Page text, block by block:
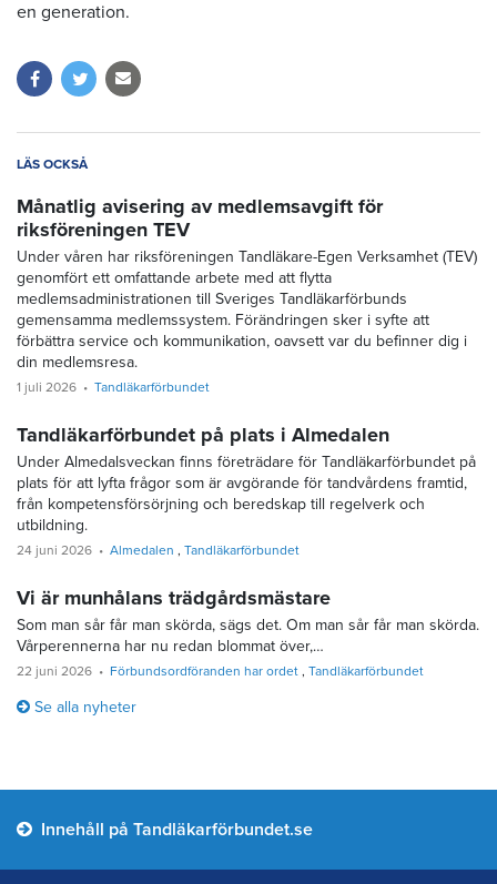
en generation.
LÄS OCKSÅ
Månatlig avisering av medlemsavgift för
riksföreningen TEV
Under våren har riksföreningen Tandläkare-Egen Verksamhet (TEV)
genomfört ett omfattande arbete med att flytta
medlemsadministrationen till Sveriges Tandläkarförbunds
gemensamma medlemssystem. Förändringen sker i syfte att
förbättra service och kommunikation, oavsett var du befinner dig i
din medlemsresa.
1 juli 2026 Tandläkarförbundet
Tandläkarförbundet på plats i Almedalen
Under Almedalsveckan finns företrädare för Tandläkarförbundet på
plats för att lyfta frågor som är avgörande för tandvårdens framtid,
från kompetensförsörjning och beredskap till regelverk och
utbildning.
24 juni 2026 Almedalen Tandläkarförbundet
Vi är munhålans trädgårdsmästare
Som man sår får man skörda, sägs det. Om man sår får man skörda.
Vårperennerna har nu redan blommat över,…
22 juni 2026 Förbundsordföranden har ordet Tandläkarförbundet
Se alla nyheter
Innehåll på Tandläkarförbundet.se